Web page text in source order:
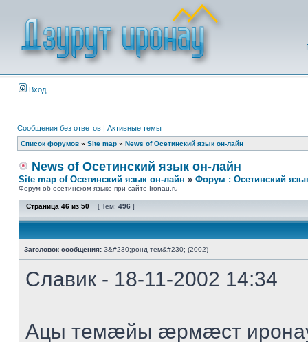
Вход
Сообщения без ответов | Активные темы
Список форумов » Site map » News of Осетинский язык он-лайн
News of Осетинский язык он-лайн
Site map of Осетинский язык он-лайн » Форум : Осетинский
Форум об осетинском языке при сайте Ironau.ru
Страница 46 из 50 [ Тем: 496 ]
Заголовок сообщения: З&#230;ронд тем&#230; (2002)
Славик - 18-11-2002 14:34
Ацы темæйы æрмæст